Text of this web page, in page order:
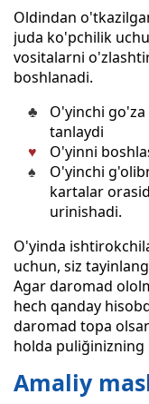
Oldindan
juda ko'pchilik
vositalarni
boshlanadi.
O'yinchi
tanlaydi
O'yinni
O'yinchi
kartalar
urinishadi.
O'yinda
uchun, siz
Agar daromad
hech qanday
daromad topa
holda puliğinizning
Amaliy